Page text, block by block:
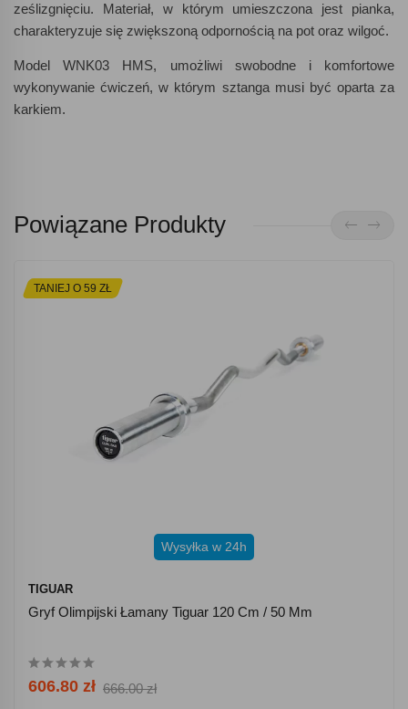
ześlizgnięciu. Materiał, w którym umieszczona jest pianka,
charakteryzuje się zwiększoną odpornością na pot oraz wilgoć.
Model WNK03 HMS, umożliwi swobodne i komfortowe
wykonywanie ćwiczeń, w którym sztanga musi być oparta za
karkiem.
Powiązane Produkty
TANIEJ O 59 ZŁ
Wysyłka w 24h
TIGUAR
Gryf Olimpijski Łamany Tiguar 120 Cm / 50 Mm
606.80 zł 666.00 zł